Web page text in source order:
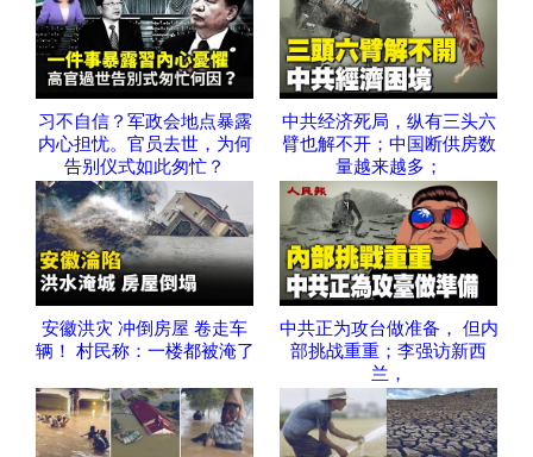
习不自信？军政会地点暴露
内心担忧。官员去世，为何
告别仪式如此匆忙？
中共经济死局，纵有三头六
臂也解不开；中国断供房数
量越来越多；
安徽洪灾 冲倒房屋 卷走车
辆！ 村民称：一楼都被淹了
中共正为攻台做准备， 但内
部挑战重重；李强访新西
兰，